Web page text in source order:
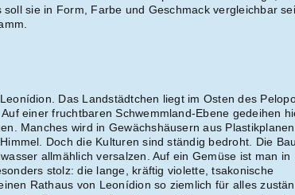
sie in Form, Farbe und Geschmack vergleichbar
Das Landstädtchen liegt im Osten des
einer fruchtbaren Schwemmland-Ebene gedeihen
Manches wird in Gewächshäusern aus Plastikplanen
Doch die Kulturen sind ständig bedroht. Die
allmählich versalzen. Auf ein Gemüse ist man in
stolz: die lange, kräftig violette, tsakonische
Rathaus von Leonídion so ziemlich für alles